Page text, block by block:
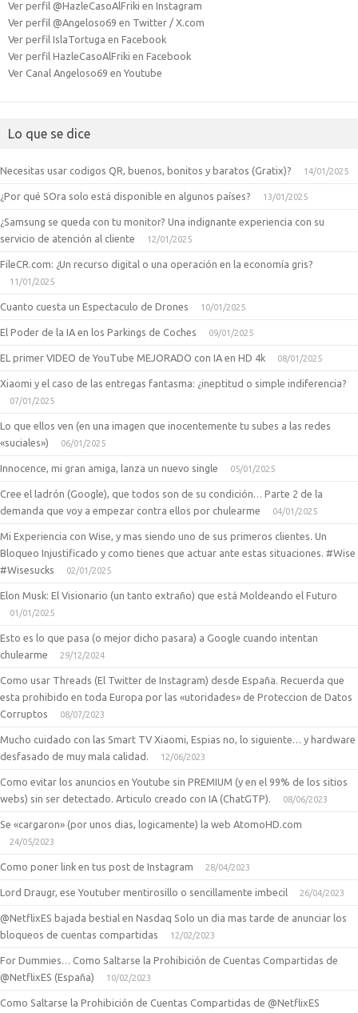
Ver perfil @HazleCasoAlFriki en Instagram
Ver perfil @Angeloso69 en Twitter / X.com
Ver perfil IslaTortuga en Facebook
Ver perfil HazleCasoAlFriki en Facebook
Ver Canal Angeloso69 en Youtube
Lo que se dice
Necesitas usar codigos QR, buenos, bonitos y baratos (Gratix)? 14/01/2025
¿Por qué SOra solo está disponible en algunos países? 13/01/2025
¿Samsung se queda con tu monitor? Una indignante experiencia con su
servicio de atención al cliente
12/01/2025
FileCR.com: ¿Un recurso digital o una operación en la economía gris?
11/01/2025
Cuanto cuesta un Espectaculo de Drones 10/01/2025
El Poder de la IA en los Parkings de Coches 09/01/2025
EL primer VIDEO de YouTube MEJORADO con IA en HD 4k 08/01/2025
Xiaomi y el caso de las entregas fantasma: ¿ineptitud o simple indiferencia?
07/01/2025
Lo que ellos ven (en una imagen que inocentemente tu subes a las redes
«suciales»)
06/01/2025
Innocence, mi gran amiga, lanza un nuevo single 05/01/2025
Cree el ladrón (Google), que todos son de su condición… Parte 2 de la
demanda que voy a empezar contra ellos por chulearme
04/01/2025
Mi Experiencia con Wise, y mas siendo uno de sus primeros clientes. Un
Bloqueo Injustificado y como tienes que actuar ante estas situaciones. #Wise
#Wisesucks
02/01/2025
Elon Musk: El Visionario (un tanto extraño) que está Moldeando el Futuro
01/01/2025
Esto es lo que pasa (o mejor dicho pasara) a Google cuando intentan
chulearme
29/12/2024
Como usar Threads (El Twitter de Instagram) desde España. Recuerda que
esta prohibido en toda Europa por las «utoridades» de Proteccion de Datos
Corruptos
08/07/2023
Mucho cuidado con las Smart TV Xiaomi, Espias no, lo siguiente… y hardware
desfasado de muy mala calidad.
12/06/2023
Como evitar los anuncios en Youtube sin PREMIUM (y en el 99% de los sitios
webs) sin ser detectado. Articulo creado con IA (ChatGTP).
08/06/2023
Se «cargaron» (por unos dias, logicamente) la web AtomoHD.com
24/05/2023
Como poner link en tus post de Instagram 28/04/2023
Lord Draugr, ese Youtuber mentirosillo o sencillamente imbecil 26/04/2023
@NetflixES bajada bestial en Nasdaq Solo un dia mas tarde de anunciar los
bloqueos de cuentas compartidas
12/02/2023
For Dummies… Como Saltarse la Prohibición de Cuentas Compartidas de
@NetflixES (España)
10/02/2023
Como Saltarse la Prohibición de Cuentas Compartidas de @NetflixES